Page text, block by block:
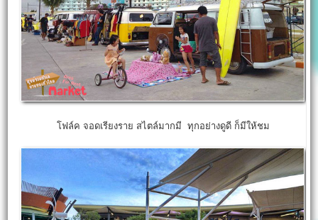
โฟล์ค จอดเรียงราย สไตล์มากมี ทุกอย่างดูดี ก็มีให้ชม